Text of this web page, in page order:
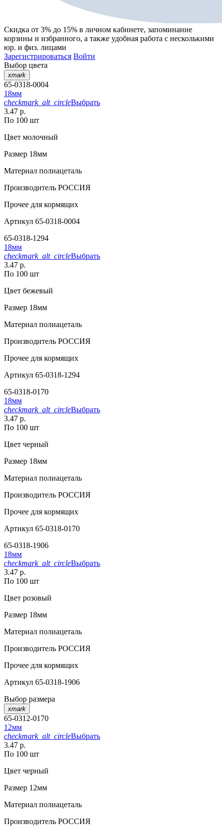
Скидка от 3% до 15% в личном кабинете, запоминание
корзины и избранного, а также удобная работа с несколькими
юр. и физ. лицами
Зарегистрироваться Войти
Выбор цвета
xmark
65-0318-0004
18мм
checkmark_alt_circleВыбрать
3.47 р.
По 100 шт
Цвет молочный
Размер 18мм
Материал полиацеталь
Производитель РОССИЯ
Прочее для кормящих
Артикул 65-0318-0004
65-0318-1294
18мм
checkmark_alt_circleВыбрать
3.47 р.
По 100 шт
Цвет бежевый
Размер 18мм
Материал полиацеталь
Производитель РОССИЯ
Прочее для кормящих
Артикул 65-0318-1294
65-0318-0170
18мм
checkmark_alt_circleВыбрать
3.47 р.
По 100 шт
Цвет черный
Размер 18мм
Материал полиацеталь
Производитель РОССИЯ
Прочее для кормящих
Артикул 65-0318-0170
65-0318-1906
18мм
checkmark_alt_circleВыбрать
3.47 р.
По 100 шт
Цвет розовый
Размер 18мм
Материал полиацеталь
Производитель РОССИЯ
Прочее для кормящих
Артикул 65-0318-1906
Выбор размера
xmark
65-0312-0170
12мм
checkmark_alt_circleВыбрать
3.47 р.
По 100 шт
Цвет черный
Размер 12мм
Материал полиацеталь
Производитель РОССИЯ